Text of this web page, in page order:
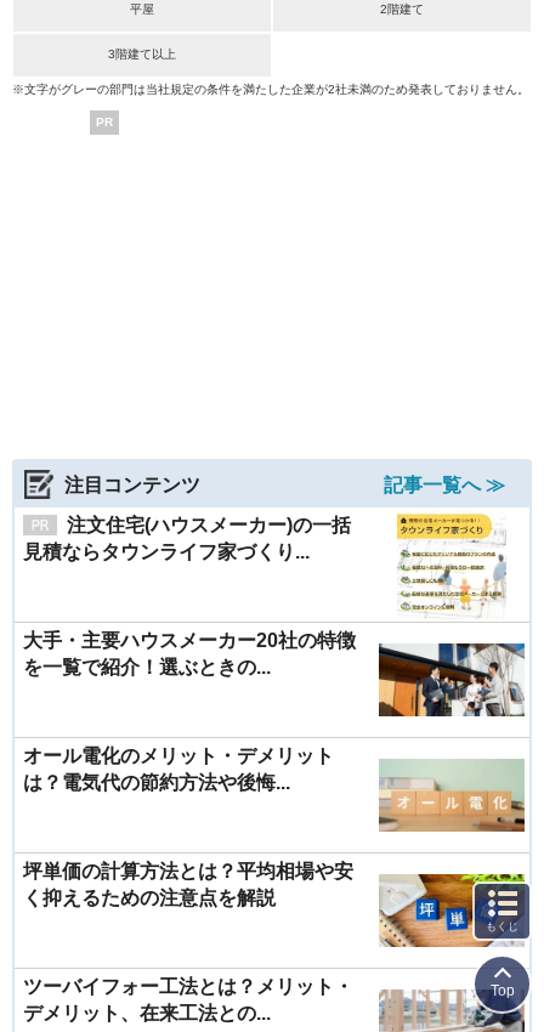
平屋 2階建て
3階建て以上
※文字がグレーの部門は当社規定の条件を満たした企業が2社未満のため発表しておりません。
PR
注目コンテンツ
記事一覧へ ≫
注文住宅(ハウスメーカー)の一括
見積ならタウンライフ家づくり...
大手・主要ハウスメーカー20社の特徴
を一覧で紹介！選ぶときの...
オール電化のメリット・デメリット
は？電気代の節約方法や後悔...
坪単価の計算方法とは？平均相場や安
く抑えるための注意点を解説
ツーバイフォー工法とは？メリット・
デメリット、在来工法との...
もくじ
Top